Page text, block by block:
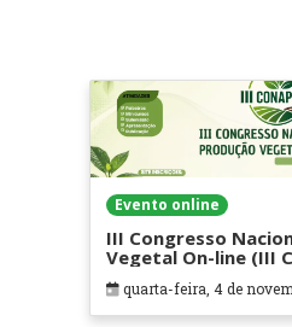
Evento online
III Congresso
Vegetal On-line (III
quarta-feira, 4 de